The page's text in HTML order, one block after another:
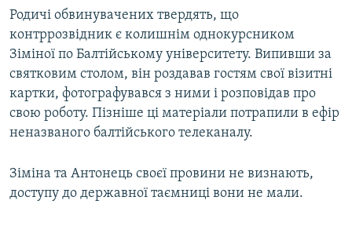
Родичі обвинувачених твердять, що
контррозвідник є колишнім однокурсником
Зіміної по Балтійському університету. Випивши за
святковим столом, він роздавав гостям свої візитні
картки, фотографувався з ними і розповідав про
свою роботу. Пізніше ці матеріали потрапили в ефір
неназваного балтійського телеканалу.
Зіміна та Антонець своєї провини не визнають,
доступу до державної таємниці вони не мали.